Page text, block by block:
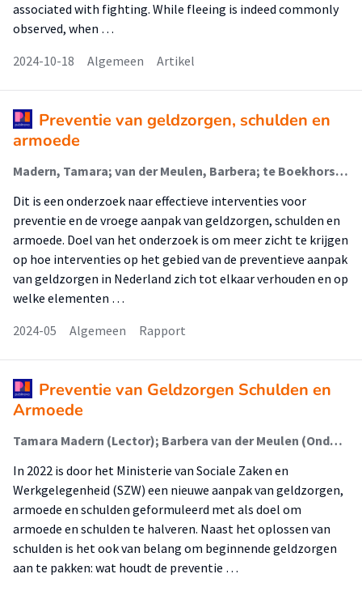
associated with fighting. While fleeing is indeed commonly
observed, when …
2024-10-18
Algemeen Artikel
Preventie van geldzorgen, schulden en
armoede
Madern, Tamara; van der Meulen, Barbera; te Boekhorst, Julia; Hovenkamp, Froukje; Custers, Anna (Lectoraat Armoede Interventies); Kruithof, Marleen (Lectoraat Armoede Interventies); Dijkstra, Ruth; van Dijk, Wilco; Stallen, Mirre; Hilgevoord, Vera
Dit is een onderzoek naar effectieve interventies voor
preventie en de vroege aanpak van geldzorgen, schulden en
armoede. Doel van het onderzoek is om meer zicht te krijgen
op hoe interventies op het gebied van de preventieve aanpak
van geldzorgen in Nederland zich tot elkaar verhouden en op
welke elementen …
2024-05
Algemeen Rapport
Preventie van Geldzorgen Schulden en
Armoede
Tamara Madern (Lector); Barbera van der Meulen (Onderzoeker); Julia te Boekhorst (Onderzoeker); Froukje Hovenkamp (Onderzoeker); Anna Custers (Onderzoeker); Marleen Kruithof (Onderzoeker); Ruth Dijkstra (Onderzoeker); Wilco van Dijk (Onderzoeker); Mirre Stallen (Onderzoeker); Vera Hilgevoord (Onderzoeker)
In 2022 is door het Ministerie van Sociale Zaken en
Werkgelegenheid (SZW) een nieuwe aanpak van geldzorgen,
armoede en schulden geformuleerd met als doel om
armoede en schulden te halveren. Naast het oplossen van
schulden is het ook van belang om beginnende geldzorgen
aan te pakken: wat houdt de preventie …